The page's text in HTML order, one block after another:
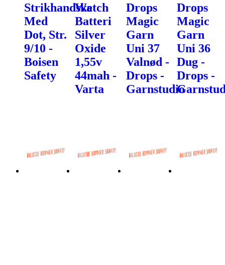
Strikhandske
Med
Dot, Str.
9/10 -
Boisen
Safety
Watch
Batteri
Silver
Oxide
1,55v
44mah -
Varta
Drops
Magic
Garn
Uni 37
Valnød -
Drops -
Garnstudio
Drops
Magic
Garn
Uni 36
Dug -
Drops -